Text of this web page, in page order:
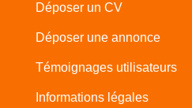
Déposer un CV
Déposer une annonce
Témoignages utilisateurs
Informations légales